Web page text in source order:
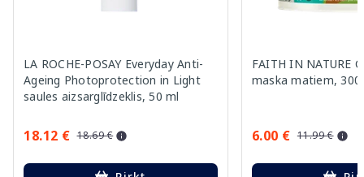
LA ROCHE-POSAY Everyday Anti-
Ageing Photoprotection in Light
saules aizsarglīdzeklis, 50 ml
18.12 € 18.69 €
FAITH IN NATURE
maska matiem, 300
6.00 € 11.99 €